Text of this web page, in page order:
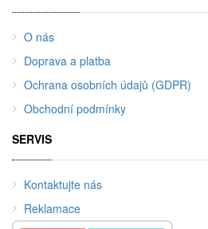
O nás
Doprava a platba
Ochrana osobních údajů (GDPR)
Obchodní podmínky
SERVIS
Kontaktujte nás
Reklamace